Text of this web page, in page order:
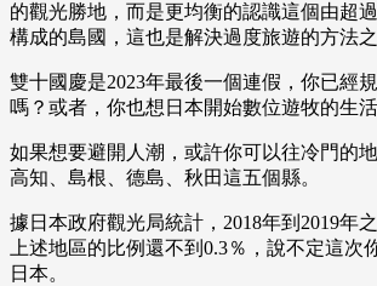
的觀光勝地，而是更均衡的認識這個由超
構成的島國，這也是解決過度旅遊的方法之
雙十國慶是2023年最後一個連假，你已經
嗎？或者，你也想日本開始數位遊牧的生活
如果想要避開人潮，或許你可以往冷門的
高知、島根、德島、秋田這五個縣。
據日本政府觀光局統計，2018年到2019年
上述地區的比例還不到0.3％，說不定這次
日本。